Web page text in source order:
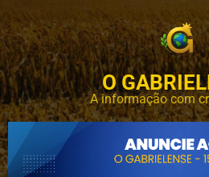
k
p
t
o
c
o
n
t
O
A informação com